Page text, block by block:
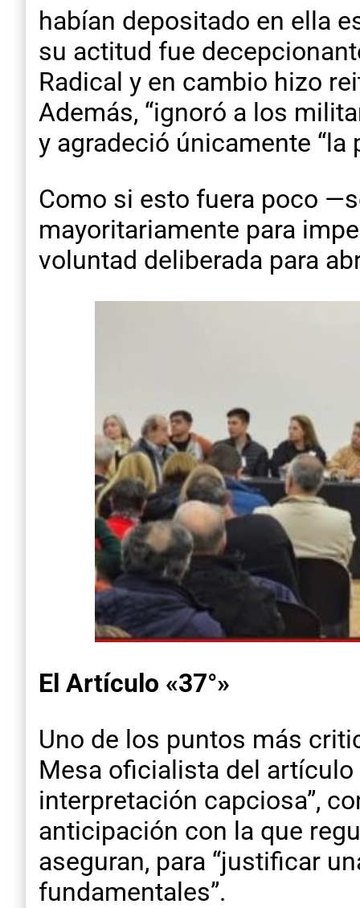
habían depositado en ella
su actitud fue
Radical y en cambio hizo
Además, “ignoró a los
y agradeció únicamente
Como si esto fuera poco
mayoritariamente para
voluntad deliberada para
El Artículo «37°»
Uno de los puntos más
Mesa oficialista del artículo
interpretación capciosa”,
anticipación con la que
aseguran, para “justificar
fundamentales”.